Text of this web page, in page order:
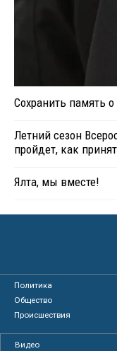
Сохранить память
Летний сезон
пройдет, как
Ялта, мы вместе!
Политика
Общество
Происшествия
Видео